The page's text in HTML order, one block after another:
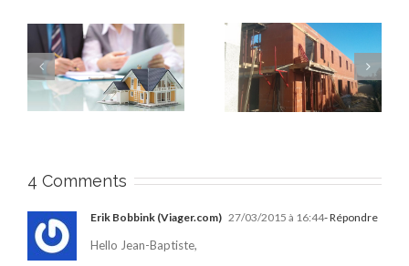
Les 5 étapes des
travaux en promotion
immobilière
Les 12 étapes clé de la
promotion
4 Comments
Erik Bobbink (Viager.com) 27/03/2015 à 16:44- Répondre
Hello Jean-Baptiste,